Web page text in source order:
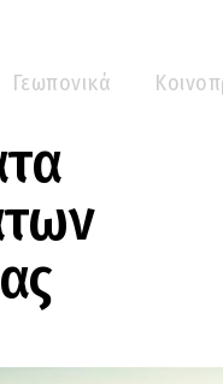
Γεωπονικά